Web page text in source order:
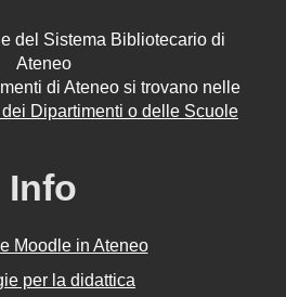
del Sistema Bibliotecario di
Ateneo
di Ateneo si trovano nelle
Dipartimenti o delle Scuole
Info
Moodle in Ateneo
per la didattica